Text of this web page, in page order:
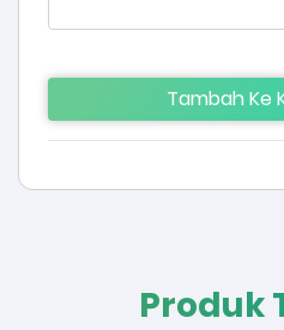
Tambah Ke
Produk